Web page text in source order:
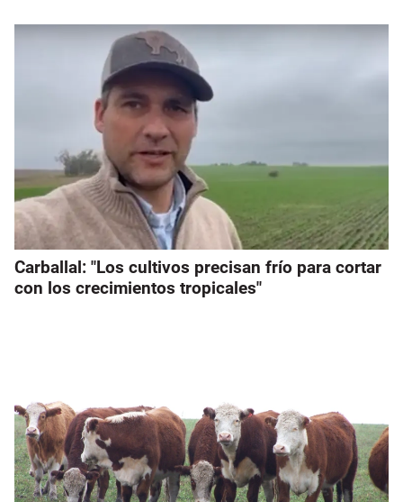
Carballal: "Los cultivos precisan frío para cortar
con los crecimientos tropicales"